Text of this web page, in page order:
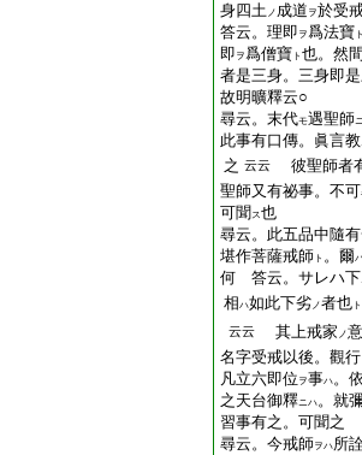
身四土ノ 成道 ヲ於受
答云。理即 ヲ爲法寶
即 ヲ爲僧寶 ト 也。然
者是三身。三身即
故明曠釋云○
尋云。末代モ遇聖師
此事有口傳。眞言教
之 云云
彼聖師者
聖師又有祕事。不
可聞 ス也
尋云。此五品中隨
堪作菩薩戒師 ト 。爾
何 答云。サレハ下
相ハ如此下劣ノ者也 ト
云云 其上戒家 ノ意
名字受戒以後。觀行
凡立六即位 ヲ事ハ。
之天台御釋ニハ。就
習事有之。可聞之
尋云。今戒師ヲハ所